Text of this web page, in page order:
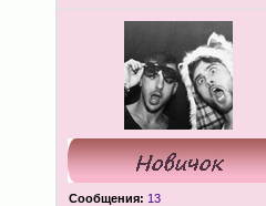
Сообщения: 13